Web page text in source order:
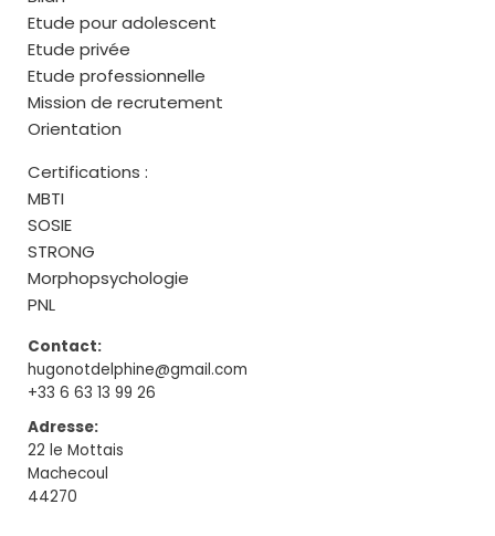
Etude pour adolescent
Etude privée
Etude professionnelle
Mission de recrutement
Orientation
Certifications :
MBTI
SOSIE
STRONG
Morphopsychologie
PNL
Contact:
hugonotdelphine@gmail.com
+33 6 63 13 99 26
Adresse:
22 le Mottais
Machecoul
44270